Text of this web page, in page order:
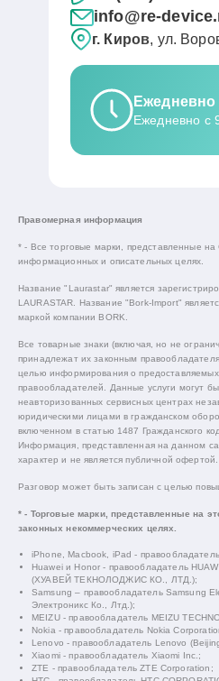
info@re-
г. Киров, ул.
Ежедневно
Ежедневно с
Правомерная информация
* - Все торговые марки, представленные на
информационных и описательных целях.
Название "Laurastar" является
LAURASTAR. Название "Bork-Import"
маркой компании BORK.
Все товарные знаки (включая, но не
принадлежат их законным
целью информирования о
правообладателей. Данные услуги могут
неавторизованных сервисных центрах
юридическими лицами в гражданском
включенном в статью 1487 Гражданского
Информация, представленная на данном
характер и не является публичной офертой.
Разговор может быть записан с целью
* - Торговые марки, представленные на
законных некоммерческих целях.
iPhone, Macbook, iPad -
Huawei и Honor - правообладатель
(ХУАВЕЙ ТЕКНОЛОДЖИС КО., ЛТД.);
Samsung – правообладатель Samsung
Электроникс Ко., Лтд.);
MEIZU - правообладатель MEIZU
Nokia - правообладатель Nokia
Lenovo - правообладатель Lenovo
Xiaomi - правообладатель Xiaomi Inc.;
ZTE - правообладатель ZTE Corporation;